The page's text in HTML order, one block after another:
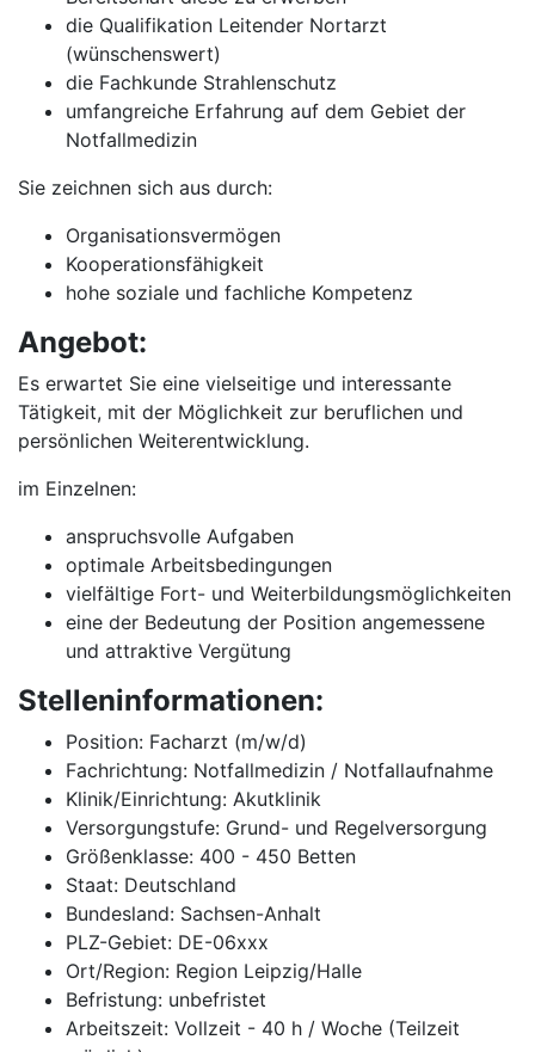
die Qualifikation Leitender Nortarzt
(wünschenswert)
die Fachkunde Strahlenschutz
umfangreiche Erfahrung auf dem Gebiet der
Notfallmedizin
Sie zeichnen sich aus durch:
Organisationsvermögen
Kooperationsfähigkeit
hohe soziale und fachliche Kompetenz
Angebot:
Es erwartet Sie eine vielseitige und interessante
Tätigkeit, mit der Möglichkeit zur beruflichen und
persönlichen Weiterentwicklung.
im Einzelnen:
anspruchsvolle Aufgaben
optimale Arbeitsbedingungen
vielfältige Fort- und Weiterbildungsmöglichkeiten
eine der Bedeutung der Position angemessene
und attraktive Vergütung
Stelleninformationen:
Position: Facharzt (m/w/d)
Fachrichtung: Notfallmedizin / Notfallaufnahme
Klinik/Einrichtung: Akutklinik
Versorgungstufe: Grund- und Regelversorgung
Größenklasse: 400 - 450 Betten
Staat: Deutschland
Bundesland: Sachsen-Anhalt
PLZ-Gebiet: DE-06xxx
Ort/Region: Region Leipzig/Halle
Befristung: unbefristet
Arbeitszeit: Vollzeit - 40 h / Woche (Teilzeit